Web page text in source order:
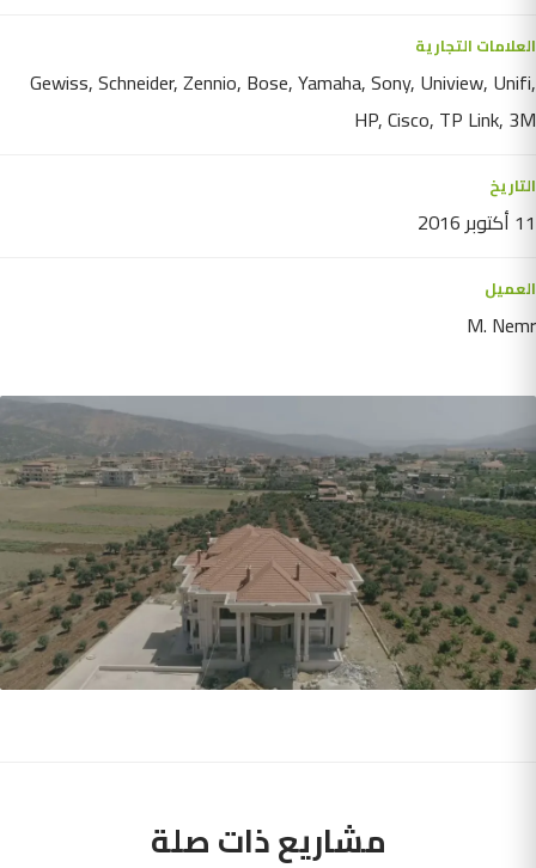
العلامات التجارية
Gewiss, Schneider, Zennio, Bose, Yamaha, Sony, Uniview, Unifi,
HP, Cisco, TP Link, 3M
التاريخ
11 أكتوبر 2016
العميل
M. Nemr
مشاريع ذات صلة